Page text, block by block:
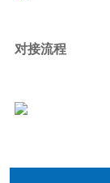
对接流程